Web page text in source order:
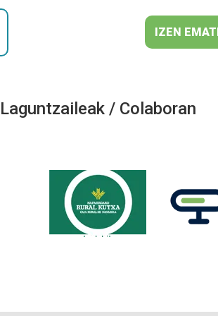
IZEN
Laguntzaileak / Colaboran